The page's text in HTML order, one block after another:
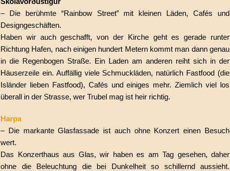
– Die berühmte “Rainbow Street” mit kleinen Läden, Cafés und
Designgeschäften.
Haben wir auch geschafft, von der Kirche geht es gerade runter
Richtung Hafen, nach einigen hundert Metern kommt man dann genau
in die Regenbogen Straße. Ein Laden am anderen reiht sich in der
Häuserzeile ein. Auffällig viele Schmuckläden, natürlich Fastfood (die
Isländer lieben Fastfood), Cafés und einiges mehr. Ziemlich viel los
überall in der Strasse, wer Trubel mag ist heir richtig.
Harpa
– Die markante Glasfassade ist auch ohne Konzert einen Besuch
wert.
Das Konzerthaus aus Glas, wir haben es am Tag gesehen, daher
ohne die Beleuchtung die bei Dunkelheit so schillernd aussieht.